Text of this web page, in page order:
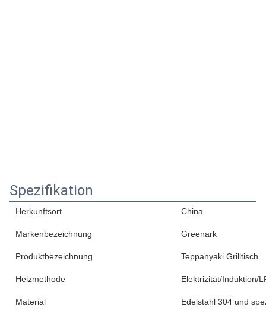
Spezifikation
Herkunftsort China
Markenbezeichnung Greenark
Produktbezeichnung Teppanyaki Grilltisch
Heizmethode Elektrizität/Induktion/
Material Edelstahl 304 und